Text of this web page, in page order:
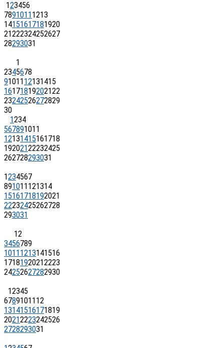
123456
7891011 1213
14151617181920
21222324252627
28293031
1
2345678
91011 12131415
16171819202122
23242526272829
30
1234
567891011
12131415161718
19202122232425
262728293031
1234567
891011 121314
15161718192021
22232425262728
293031
12
3456789
1011 1213141516
17181920212223
24252627282930
12345
67891011 12
13141516171819
20212223242526
2728293031